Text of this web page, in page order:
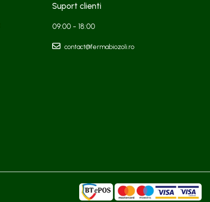
Suport clienti
09:00 - 18:00
contact@fermabiozoli.ro